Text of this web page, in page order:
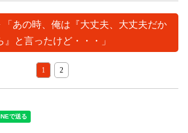
「あの時、俺は『大丈夫、大丈夫だか
』と言ったけど・・・」
1 2